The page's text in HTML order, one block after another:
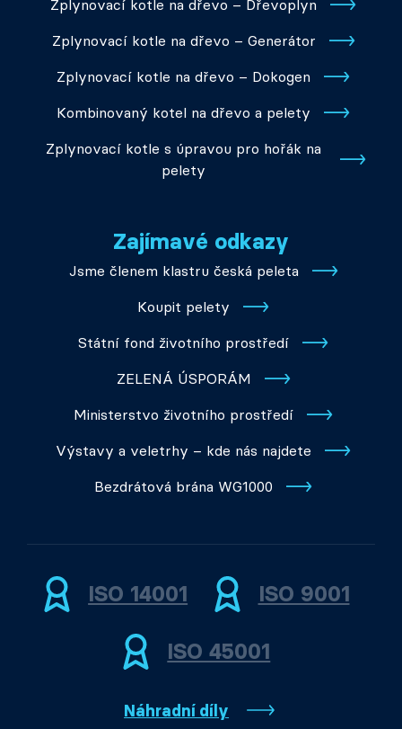
Zplynovací kotle na dřevo – Dřevoplyn
Zplynovací kotle na dřevo – Generátor
Zplynovací kotle na dřevo – Dokogen
Kombinovaný kotel na dřevo a pelety
Zplynovací kotle s úpravou pro hořák na
pelety
Zajímavé odkazy
Jsme členem klastru česká peleta
Koupit pelety
Státní fond životního prostředí
ZELENÁ ÚSPORÁM
Ministerstvo životního prostředí
Výstavy a veletrhy – kde nás najdete
Bezdrátová brána WG1000
ISO 14001 ISO 9001
ISO 45001
Náhradní díly